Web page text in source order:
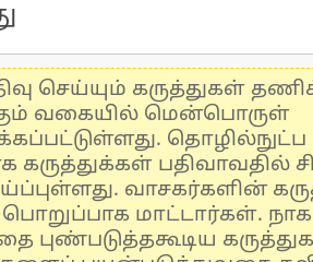
செய்யும் கருத்துகள்
வகையில் மென்பொருள்
கருத்துக்கள் பதிவாவதில்
வாசகர்களின்
பொறுப்பாக மாட்டார்கள்.
புண்படுத்தகூடிய